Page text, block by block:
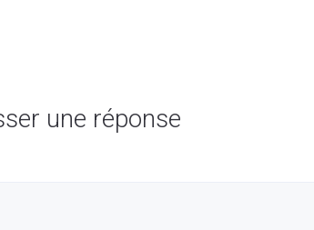
une réponse